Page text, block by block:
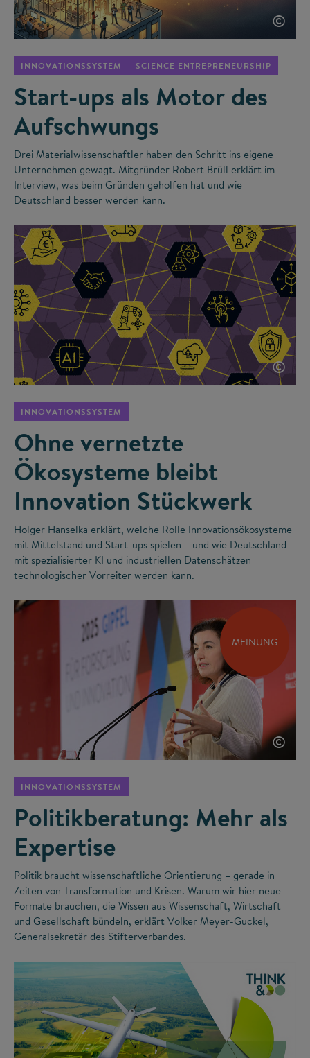
©
INNOVATIONSSYSTEM SCIENCE ENTREPRENEURSHIP
Start-ups als Motor des
Aufschwungs
Drei Materialwissenschaftler haben den Schritt ins eigene
Unternehmen gewagt. Mitgründer Robert Brüll erklärt im
Interview, was beim Gründen geholfen hat und wie
Deutschland besser werden kann.
©
INNOVATIONSSYSTEM
Ohne vernetzte
Ökosysteme bleibt
Innovation Stückwerk
Holger Hanselka erklärt, welche Rolle Innovationsökosysteme
mit Mittelstand und Start-ups spielen – und wie Deutschland
mit spezialisierter KI und industriellen Datenschätzen
technologischer Vorreiter werden kann.
MEINUNG
©
INNOVATIONSSYSTEM
Politikberatung: Mehr als
Expertise
Politik braucht wissenschaftliche Orientierung – gerade in
Zeiten von Transformation und Krisen. Warum wir hier neue
Formate brauchen, die Wissen aus Wissenschaft, Wirtschaft
und Gesellschaft bündeln, erklärt Volker Meyer-Guckel,
Generalsekretär des Stifterverbandes.